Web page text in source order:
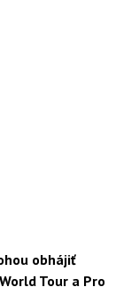
obhájiť
Tour a Pro